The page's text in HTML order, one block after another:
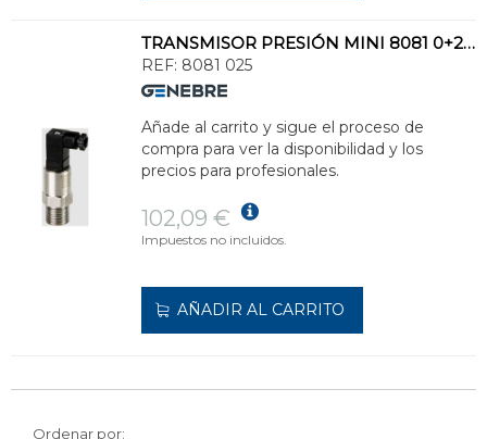
TRANSMISOR PRESIÓN MINI 8081 0+25bar INOXIDABLE
REF: 8081 025
Añade al carrito y sigue el proceso de
compra para ver la disponibilidad y los
precios para profesionales.
102,09 €
Impuestos no incluidos.
AÑADIR AL CARRITO
Ordenar por: